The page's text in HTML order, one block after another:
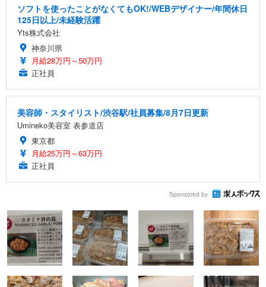
ソフトを使ったことがなくてもOK!/WEBデザイナー/年間休日
125日以上/未経験活躍
Yts株式会社
神奈川県
月給28万円～50万円
正社員
美容師・スタイリスト/渋谷駅/社員募集/8月7日更新
Umineko美容室 表参道店
東京都
月給25万円～63万円
正社員
Sponsored by